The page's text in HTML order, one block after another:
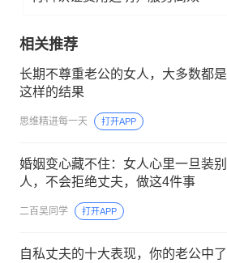
相关推荐
长期不尊重老公的女人，大多数都是
这样的结果
思维精进每一天 打开APP
婚姻变心藏不住：女人心里一旦装别
人，不会拒绝丈夫，做这4件事
二百吴同学 打开APP
自私丈夫的十大表现，你的老公中了